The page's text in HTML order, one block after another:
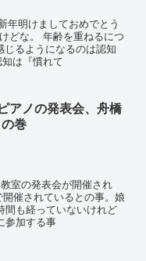
年明けましておめでとう
どな。 年齢を重ねるにつ
るようになるのは認知
は『慣れて
アノの発表会、舟橋
巻
室の発表会が開催され
催されているとの事。娘
間も経っていないけれど
参加する事